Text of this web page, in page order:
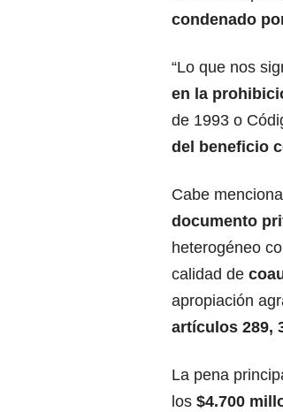
condenado
“Lo que nos
en la
de 1993 o
del beneficio
Cabe
documento
heterogéneo
calidad de
apropiación
artículos 289,
La pena
los $4.700